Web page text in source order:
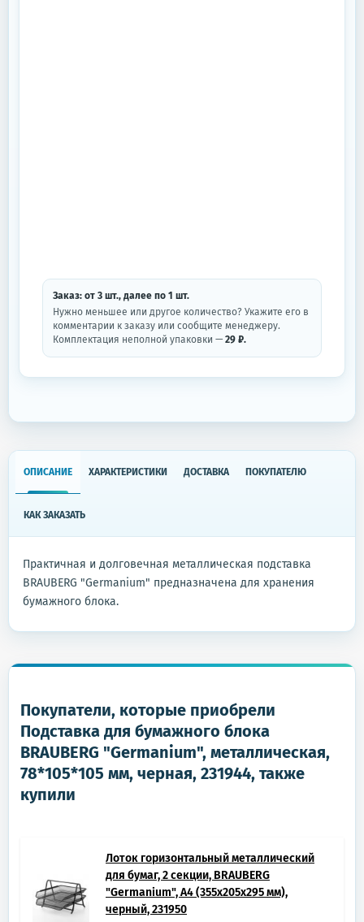
Заказ: от 3 шт., далее по 1 шт.
Нужно меньшее или другое количество? Укажите его в
комментарии к заказу или сообщите менеджеру.
Комплектация неполной упаковки — 29 ₽.
ОПИСАНИЕ ХАРАКТЕРИСТИКИ ДОСТАВКА ПОКУПАТЕЛЮ
КАК ЗАКАЗАТЬ
Практичная и долговечная металлическая подставка
BRAUBERG "Germanium" предназначена для хранения
бумажного блока.
Покупатели, которые приобрели
Подставка для бумажного блока
BRAUBERG "Germanium", металлическая,
78*105*105 мм, черная, 231944, также
купили
Лоток горизонтальный металлический
для бумаг, 2 секции, BRAUBERG
"Germanium", А4 (355х205х295 мм),
черный, 231950